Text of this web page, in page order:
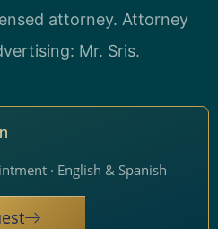
attorney. Attorney
Mr. Sris.
· English & Spanish